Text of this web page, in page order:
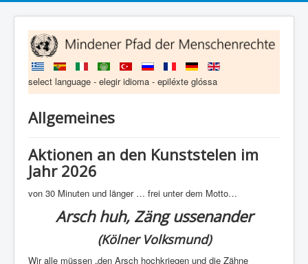
select language - elegir idioma - epiléxte glóssa
Allgemeines
Aktionen an den Kunststelen im
Jahr 2026
von 30 Minuten und länger … frei unter dem Motto…
Arsch huh, Zäng ussenander
(Kölner Volksmund)
Wir alle müssen „den Arsch hochkriegen und die Zähne